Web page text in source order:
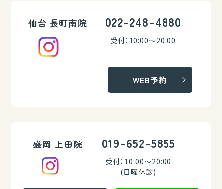
仙台 長町南院 022-248-4880
受付：10:00～20:00
WEB予約
盛岡 上田院 019-652-5855
受付：10:00～20:00
(日曜休診)